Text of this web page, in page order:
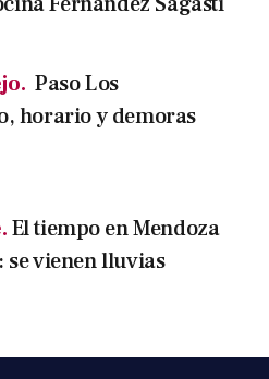
Paso Los
horario y demoras
El tiempo en Mendoza
se vienen lluvias